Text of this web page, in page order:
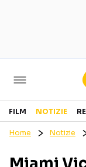
Cinema
GENERI
FILM NOTIZIE
Home Notizie